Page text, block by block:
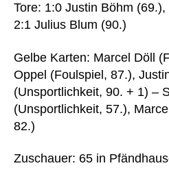
Tore: 1:0 Justin Böhm
2:1 Julius Blum (90.)
Gelbe Karten: Marcel Döll
Oppel (Foulspiel, 87.),
(Unsportlichkeit, 90. + 1) –
(Unsportlichkeit, 57.),
82.)
Zuschauer: 65 in